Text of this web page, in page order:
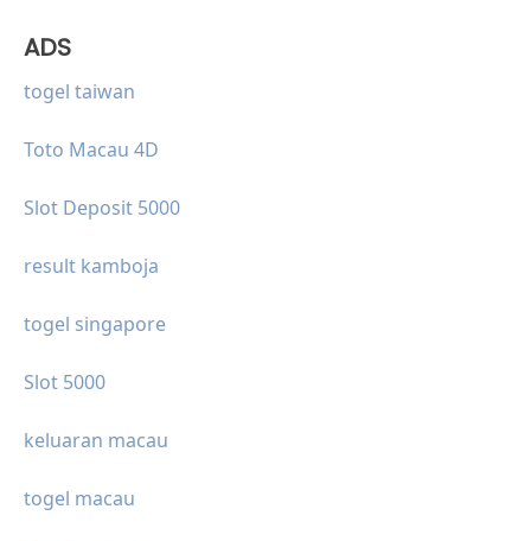
ADS
togel taiwan
Toto Macau 4D
Slot Deposit 5000
result kamboja
togel singapore
Slot 5000
keluaran macau
togel macau